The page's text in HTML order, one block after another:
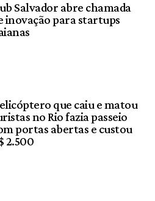
Salvador abre chamada
inovação para startups
que caiu e matou
no Rio fazia passeio
portas abertas e custou
2.500